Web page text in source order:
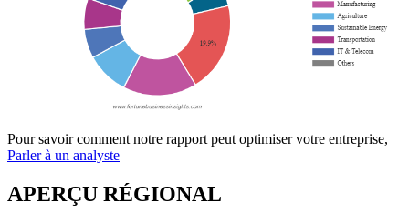
Pour savoir comment notre rapport peut optimiser votre entreprise,
Parler à un analyste
APERÇU RÉGIONAL